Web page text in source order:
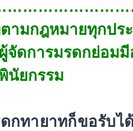
ามกฎหมายทุกปร
จัดการมรดกย่อม
นัยกรรม
กทายาทก็ขอรับไ